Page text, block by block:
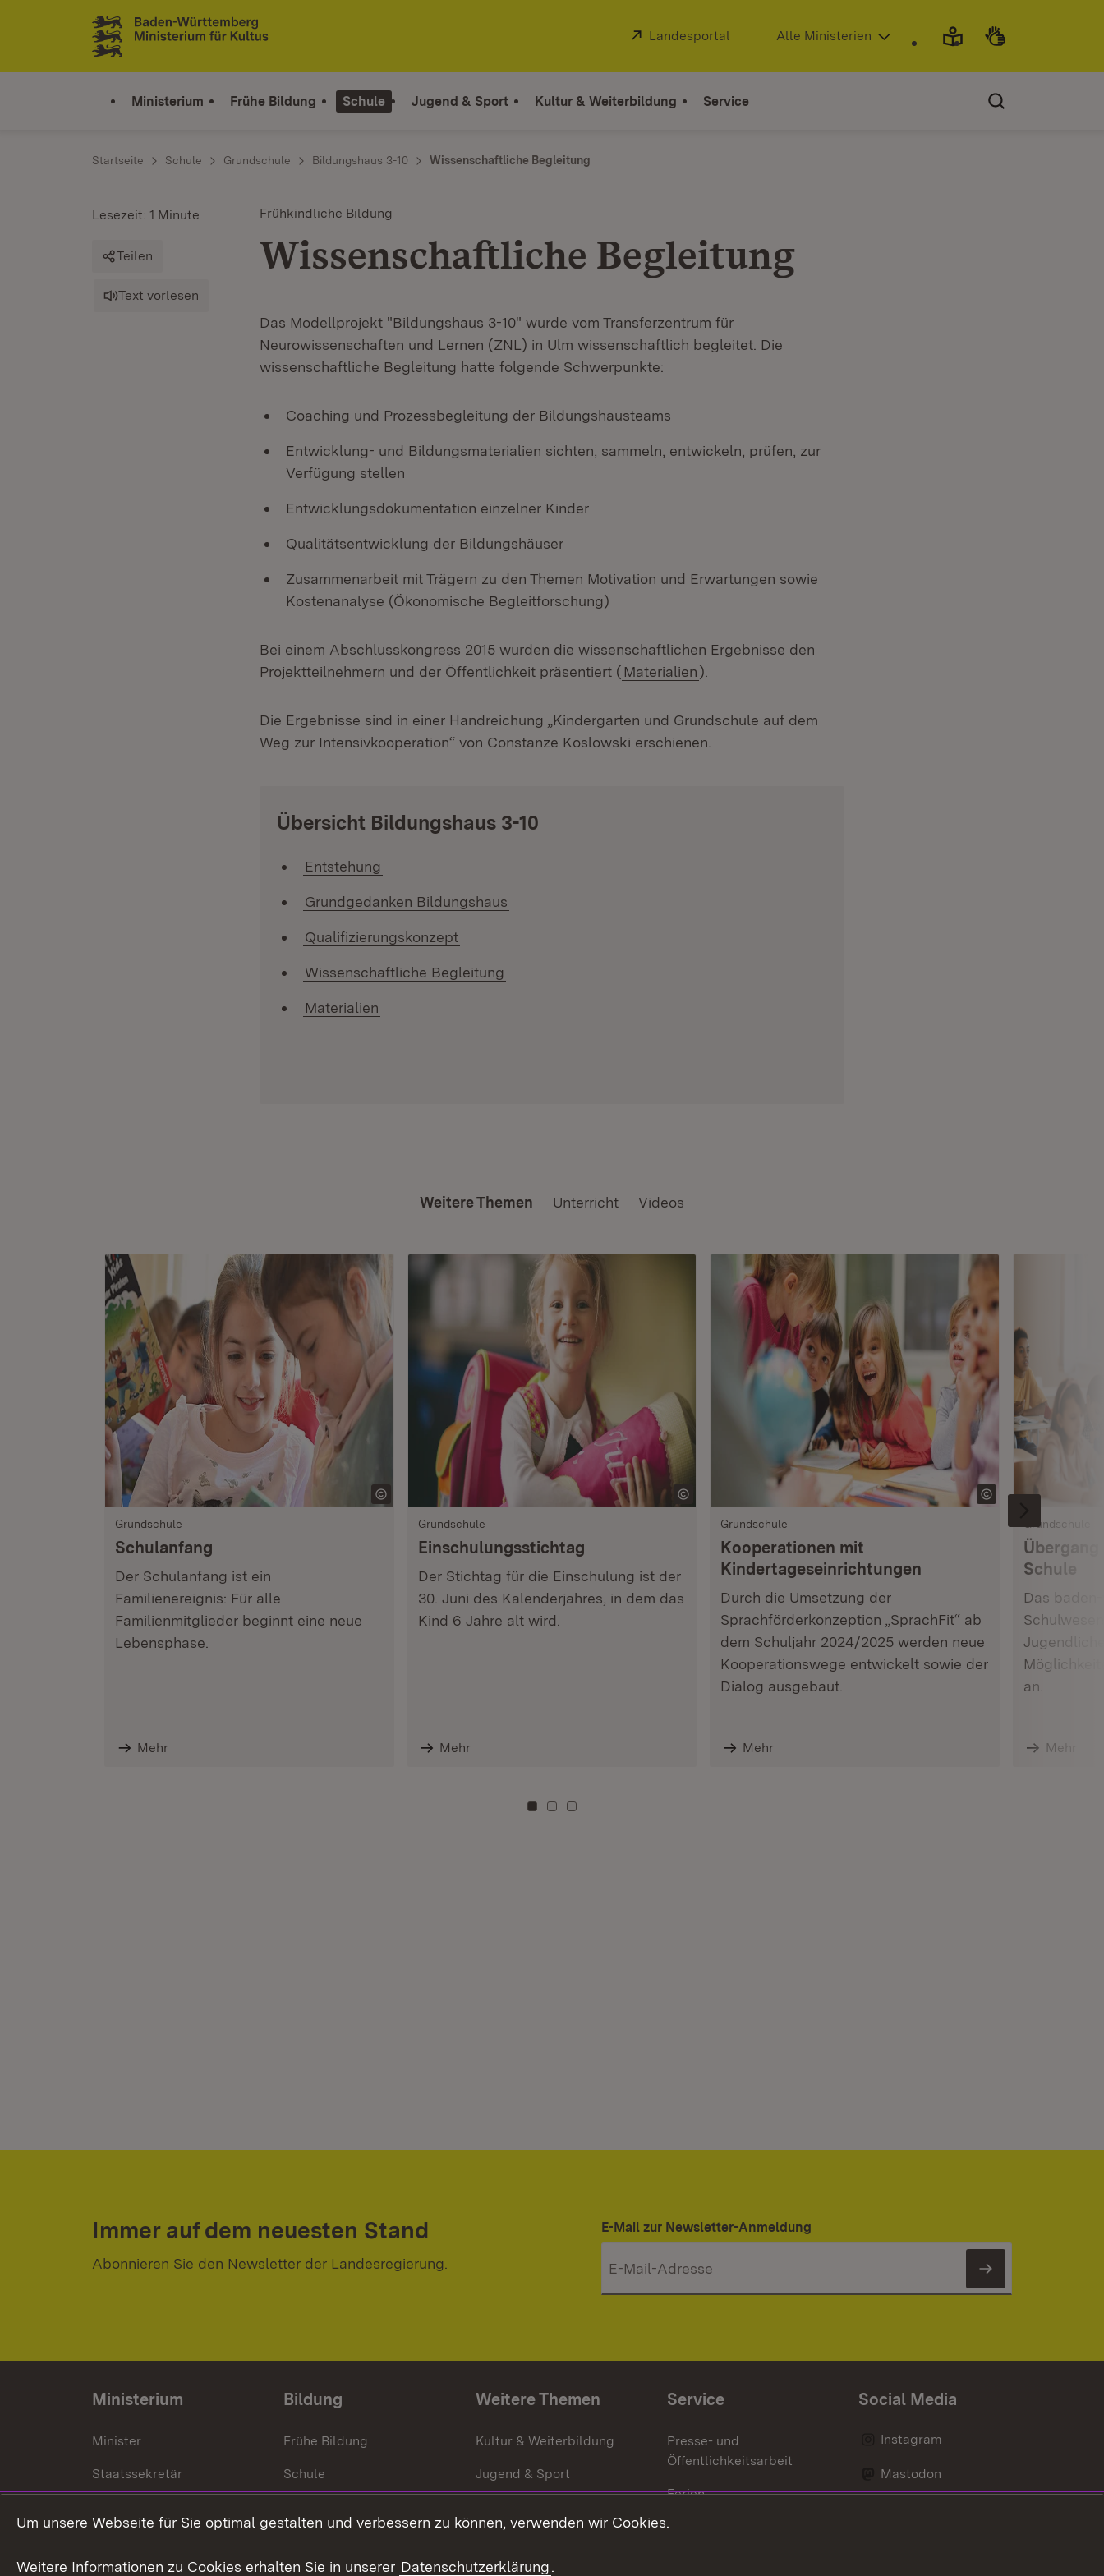
Zum Inhalt springen
Link zur Startseite
Extern:
Landesportal (Öffnet in neuem Fenster)
Alle Ministerien
Ministerium Frühe Bildung Schule Jugend & Sport Kultur & Weiterbildung Service
Startseite Schule Grundschule Bildungshaus 3-10 Wissenschaftliche Begleitung
Frühkindliche Bildung
Wissenschaftliche Begleitung
Lesezeit: 1 Minute
Teilen
Text vorlesen
Das Modellprojekt "Bildungshaus 3-10" wurde vom Transferzentrum für
Neurowissenschaften und Lernen (ZNL) in Ulm wissenschaftlich begleitet. Die
wissenschaftliche Begleitung hatte folgende Schwerpunkte:
Coaching und Prozessbegleitung der Bildungshausteams
Entwicklung- und Bildungsmaterialien sichten, sammeln, entwickeln, prüfen, zur
Verfügung stellen
Entwicklungsdokumentation einzelner Kinder
Qualitätsentwicklung der Bildungshäuser
Zusammenarbeit mit Trägern zu den Themen Motivation und Erwartungen sowie
Kostenanalyse (Ökonomische Begleitforschung)
Bei einem Abschlusskongress 2015 wurden die wissenschaftlichen Ergebnisse den
Projektteilnehmern und der Öffentlichkeit präsentiert (Materialien).
Die Ergebnisse sind in einer Handreichung „Kindergarten und Grundschule auf dem
Weg zur Intensivkooperation“ von Constanze Koslowski erschienen.
:Übersicht Bildungshaus 3-10
Entstehung
Grundgedanken Bildungshaus
Qualifizierungskonzept
Wissenschaftliche Begleitung
Materialien
Weitere Themen Unterricht Videos
Grundschule
Schulanfang
Der Schulanfang ist ein
Familienereignis: Für alle
Familienmitglieder beginnt eine neue
Lebensphase.
Mehr
Grundschule
Einschulungsstichtag
Der Stichtag für die Einschulung ist der
30. Juni des Kalenderjahres, in dem das
Kind 6 Jahre alt wird.
Mehr
Grundschule
Kooperationen mit
Kindertageseinrichtungen
Durch die Umsetzung der
Sprachförderkonzeption „SprachFit“ ab
dem Schuljahr 2024/2025 werden neue
Kooperationswege entwickelt sowie der
Dialog ausgebaut.
Mehr
Grundschule
Schule
Das
an.
Mehr
Zu Kachel: 0
Zu Kachel: 3
Zu Kachel: 6
Immer auf dem neuesten Stand
Abonnieren Sie den Newsletter der Landesregierung.
E-Mail zur Newsletter-Anmeldung
Newsletter
Ministerium
Minister
Staatssekretär
Anfahrt und Kontakt
Bildung
Frühe Bildung
Schule
Weitere Themen
Kultur & Weiterbildung
Jugend & Sport
Service
Presse- und
Öffentlichkeitsarbeit
Ferien
Stellen
Social Media
Instagram
Mastodon
Um unsere Webseite für Sie optimal gestalten und verbessern zu können, verwenden wir Cookies.
Weitere Informationen zu Cookies erhalten Sie in unserer Datenschutzerklärung.